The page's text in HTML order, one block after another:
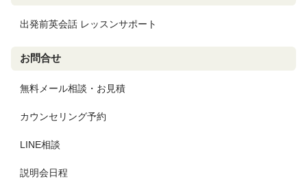
出発前英会話 レッスンサポート
お問合せ
無料メール相談・お見積
カウンセリング予約
LINE相談
説明会日程